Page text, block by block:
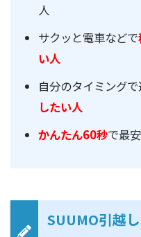
人
サクッと電車などで
い人
自分のタイミング
したい人
かんたん60秒で最
SUUMO引越